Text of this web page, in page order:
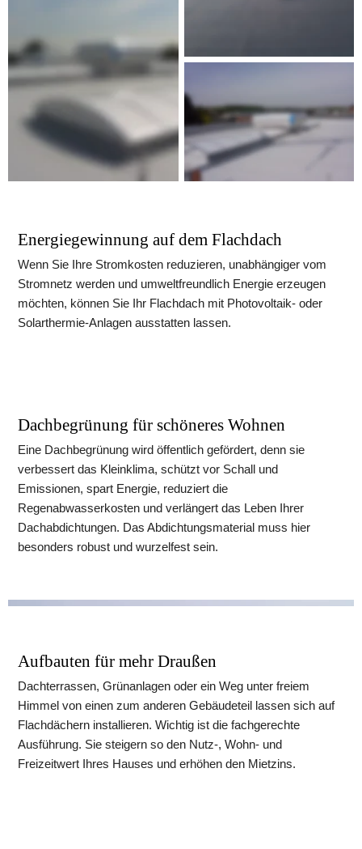
Energiegewinnung auf dem Flachdach
Wenn Sie Ihre Stromkosten reduzieren, unabhängiger vom
Stromnetz werden und umweltfreundlich Energie erzeugen
möchten, können Sie Ihr Flachdach mit Photovoltaik- oder
Solarthermie-Anlagen ausstatten lassen.
Dachbegrünung für schöneres Wohnen
Eine Dachbegrünung wird öffentlich gefördert, denn sie
verbessert das Kleinklima, schützt vor Schall und
Emissionen, spart Energie, reduziert die
Regenabwasserkosten und verlängert das Leben Ihrer
Dachabdichtungen. Das Abdichtungsmaterial muss hier
besonders robust und wurzelfest sein.
Aufbauten für mehr Draußen
Dachterrassen, Grünanlagen oder ein Weg unter freiem
Himmel von einen zum anderen Gebäudeteil lassen sich auf
Flachdächern installieren. Wichtig ist die fachgerechte
Ausführung. Sie steigern so den Nutz-, Wohn- und
Freizeitwert Ihres Hauses und erhöhen den Mietzins.